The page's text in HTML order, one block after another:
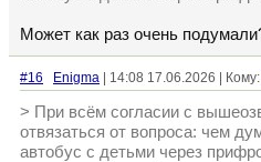
Может как раз очень
#16 Enigma | 14:08 17.06.2026 | Кому:
> При всём согласии с
отвязаться от вопроса: чем
автобус с детьми через